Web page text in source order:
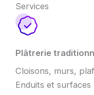
Services
Plâtrerie
Cloisons, murs,
Enduits et